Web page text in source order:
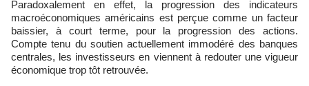
Paradoxalement en effet, la progression des indicateurs
macroéconomiques américains est perçue comme un facteur
baissier, à court terme, pour la progression des actions.
Compte tenu du soutien actuellement immodéré des banques
centrales, les investisseurs en viennent à redouter une vigueur
économique trop tôt retrouvée.